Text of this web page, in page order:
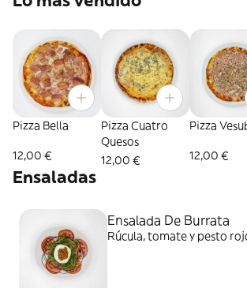
Pizza Bella
12,00 €
Pizza Cuatro
Quesos
12,00 €
Pizza
12,00 €
Ensaladas
Ensalada De Burrata
Rúcula, tomate y pesto